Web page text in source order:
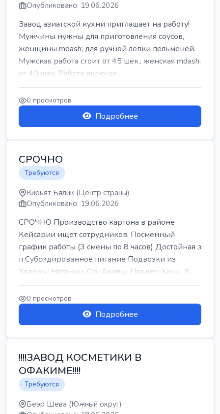
Опубликовано: 19.06.2026
Завод азиатской кухни приглашает на работу!
Мужчины нужны для приготовления соусов,
женщины mdash; для ручной лепки пельменей.
Мужская работа стоит от 45 шек., женская mdash;
от 40 шек. Работа включае...
0 просмотров
Подробнее
СРОЧНО
Требуются
Кирьят Бялик (Центр страны)
Опубликовано: 19.06.2026
СРОЧНО Производство картона в районе
Кейсарии ищет сотрудников. Посменный
график работы (3 смены по 8 часов) Достойная з
п Субсидированное питание Подвозки из
Хадеры, Нетании, Ор-Акивы, Пардес-Ханы, Х...
0 просмотров
Подробнее
!!!!ЗАВОД КОСМЕТИКИ В
ОФАКИМЕ!!!!
Требуются
Беэр Шева (Южный округ)